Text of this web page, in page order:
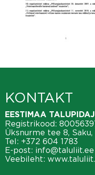
KONTAKT
EESTIMAA
Registrikood:
Üksnurme tee 8,
Tel: +372 604 1783
E-post: info@taluliit.ee
Veebileht: